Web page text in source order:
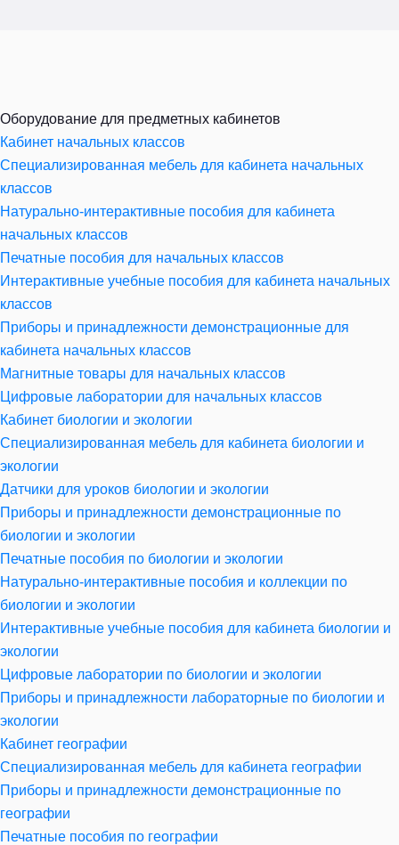
Оборудование для предметных кабинетов
Кабинет начальных классов
Специализированная мебель для кабинета начальных
классов
Натурально-интерактивные пособия для кабинета
начальных классов
Печатные пособия для начальных классов
Интерактивные учебные пособия для кабинета начальных
классов
Приборы и принадлежности демонстрационные для
кабинета начальных классов
Магнитные товары для начальных классов
Цифровые лаборатории для начальных классов
Кабинет биологии и экологии
Специализированная мебель для кабинета биологии и
экологии
Датчики для уроков биологии и экологии
Приборы и принадлежности демонстрационные по
биологии и экологии
Печатные пособия по биологии и экологии
Натурально-интерактивные пособия и коллекции по
биологии и экологии
Интерактивные учебные пособия для кабинета биологии и
экологии
Цифровые лаборатории по биологии и экологии
Приборы и принадлежности лабораторные по биологии и
экологии
Кабинет географии
Специализированная мебель для кабинета географии
Приборы и принадлежности демонстрационные по
географии
Печатные пособия по географии